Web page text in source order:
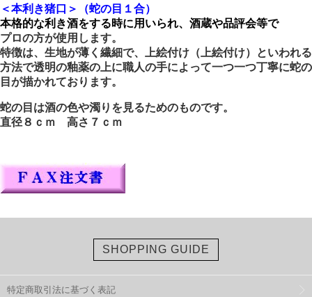
＜本利き猪口＞（蛇の目１合）
本格的な利き酒をする時に用いられ、酒蔵や品評会等で
プロの方が使用します。
特徴は、生地が薄く繊細で、上絵付け（上絵付け）といわれる
方法で透明の釉薬の上に職人の手によって一つ一つ丁寧に蛇の
目が描かれております。
蛇の目は酒の色や濁りを見るためのものです。
直径８ｃｍ 高さ７ｃｍ
SHOPPING GUIDE
特定商取引法に基づく表記